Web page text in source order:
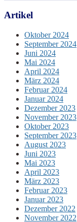
Artikel
Oktober 2024
September 2024
Juni 2024
Mai 2024
April 2024
März 2024
Februar 2024
Januar 2024
Dezember 2023
November 2023
Oktober 2023
September 2023
August 2023
Juni 2023
Mai 2023
April 2023
März 2023
Februar 2023
Januar 2023
Dezember 2022
November 2022